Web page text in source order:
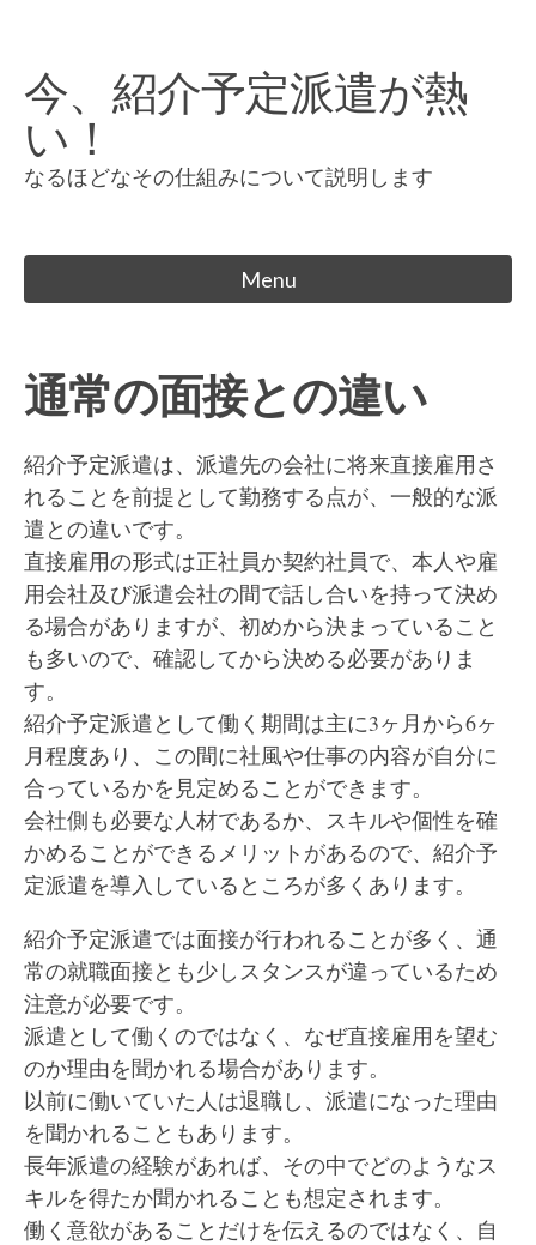
content
今、紹介予定派遣が熱
い！
なるほどなその仕組みについて説明します
Menu
通常の面接との違い
紹介予定派遣は、派遣先の会社に将来直接雇用さ
れることを前提として勤務する点が、一般的な派
遣との違いです。
直接雇用の形式は正社員か契約社員で、本人や雇
用会社及び派遣会社の間で話し合いを持って決め
る場合がありますが、初めから決まっていること
も多いので、確認してから決める必要がありま
す。
紹介予定派遣として働く期間は主に3ヶ月から6ヶ
月程度あり、この間に社風や仕事の内容が自分に
合っているかを見定めることができます。
会社側も必要な人材であるか、スキルや個性を確
かめることができるメリットがあるので、紹介予
定派遣を導入しているところが多くあります。
紹介予定派遣では面接が行われることが多く、通
常の就職面接とも少しスタンスが違っているため
注意が必要です。
派遣として働くのではなく、なぜ直接雇用を望む
のか理由を聞かれる場合があります。
以前に働いていた人は退職し、派遣になった理由
を聞かれることもあります。
長年派遣の経験があれば、その中でどのようなス
キルを得たか聞かれることも想定されます。
働く意欲があることだけを伝えるのではなく、自